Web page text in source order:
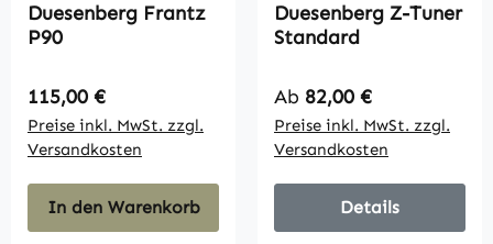
Duesenberg Frantz
P90
Regulärer Preis:
115,00 €
Preise inkl. MwSt. zzgl.
Versandkosten
In den Warenkorb
Duesenberg Z-Tuner
Standard
Regulärer Preis:
Ab 82,00 €
Preise inkl. MwSt. zzgl.
Versandkosten
Details